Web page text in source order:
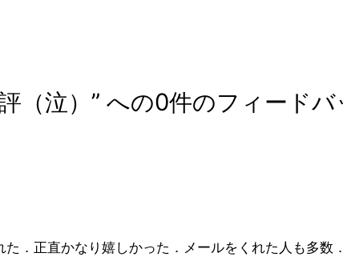
（泣）” への0件のフィードバ
．正直かなり嬉しかった．メールをくれた人も多数